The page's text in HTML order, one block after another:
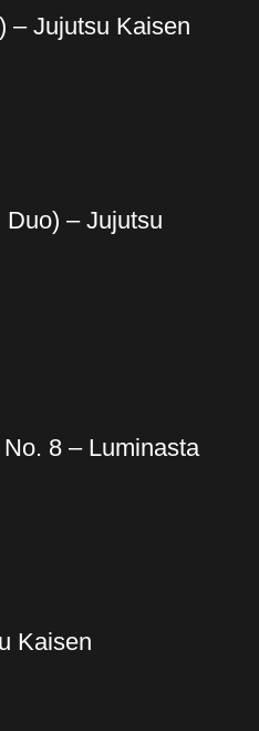
– Jujutsu Kaisen
– Jujutsu
8 – Luminasta
Kaisen